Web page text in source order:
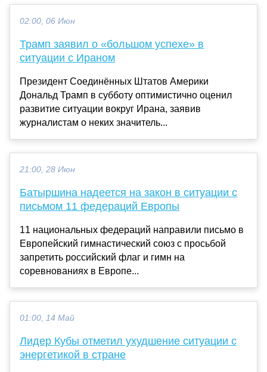
02:00, 06 Июн
Трамп заявил о «большом успехе» в
ситуации с Ираном
Президент Соединённых Штатов Америки
Дональд Трамп в субботу оптимистично оценил
развитие ситуации вокруг Ирана, заявив
журналистам о неких значитель...
21:00, 28 Июн
Батыршина надеется на закон в ситуации с
письмом 11 федераций Европы
11 национальных федераций направили письмо в
Европейский гимнастический союз с просьбой
запретить российский флаг и гимн на
соревнованиях в Европе...
01:00, 14 Май
Лидер Кубы отметил ухудшение ситуации с
энергетикой в стране